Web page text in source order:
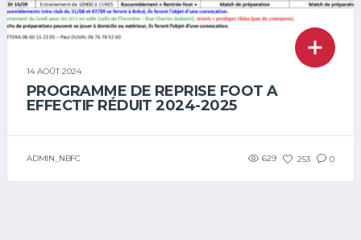
14 AOÛT 2024
PROGRAMME DE REPRISE FOOT A
EFFECTIF RÉDUIT 2024-2025
ADMIN_NBFC 629 253 0